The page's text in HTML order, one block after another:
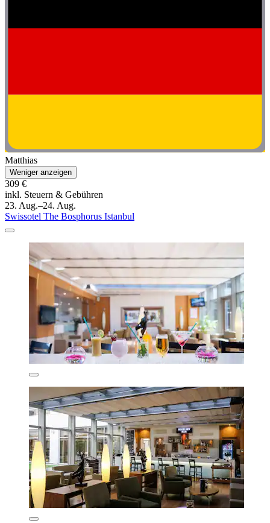
Matthias
Weniger anzeigen
309 €
inkl. Steuern & Gebühren
23. Aug.–24. Aug.
Swissotel The Bosphorus Istanbul